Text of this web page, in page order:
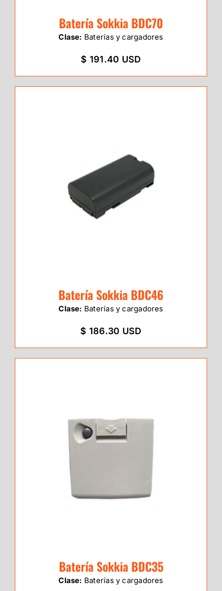
Batería Sokkia BDC70
Clase: Baterías y cargadores
$ 191.40 USD
Batería Sokkia BDC46
Clase: Baterías y cargadores
$ 186.30 USD
Batería Sokkia BDC35
Clase: Baterías y cargadores